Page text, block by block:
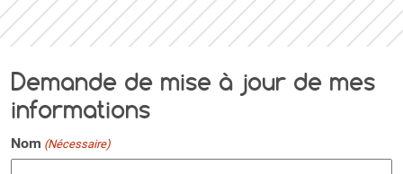
Demande de mise à jour de mes
informations
Nom (Nécessaire)